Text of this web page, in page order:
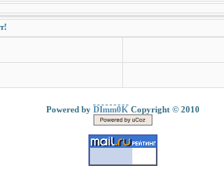
Powered by DImm0K Copyright © 2010